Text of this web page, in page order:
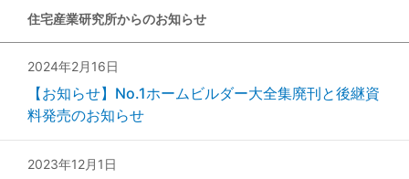
住宅産業研究所からのお知らせ
2024年2月16日
【お知らせ】No.1ホームビルダー大全集廃刊と後継資
料発売のお知らせ
2023年12月1日